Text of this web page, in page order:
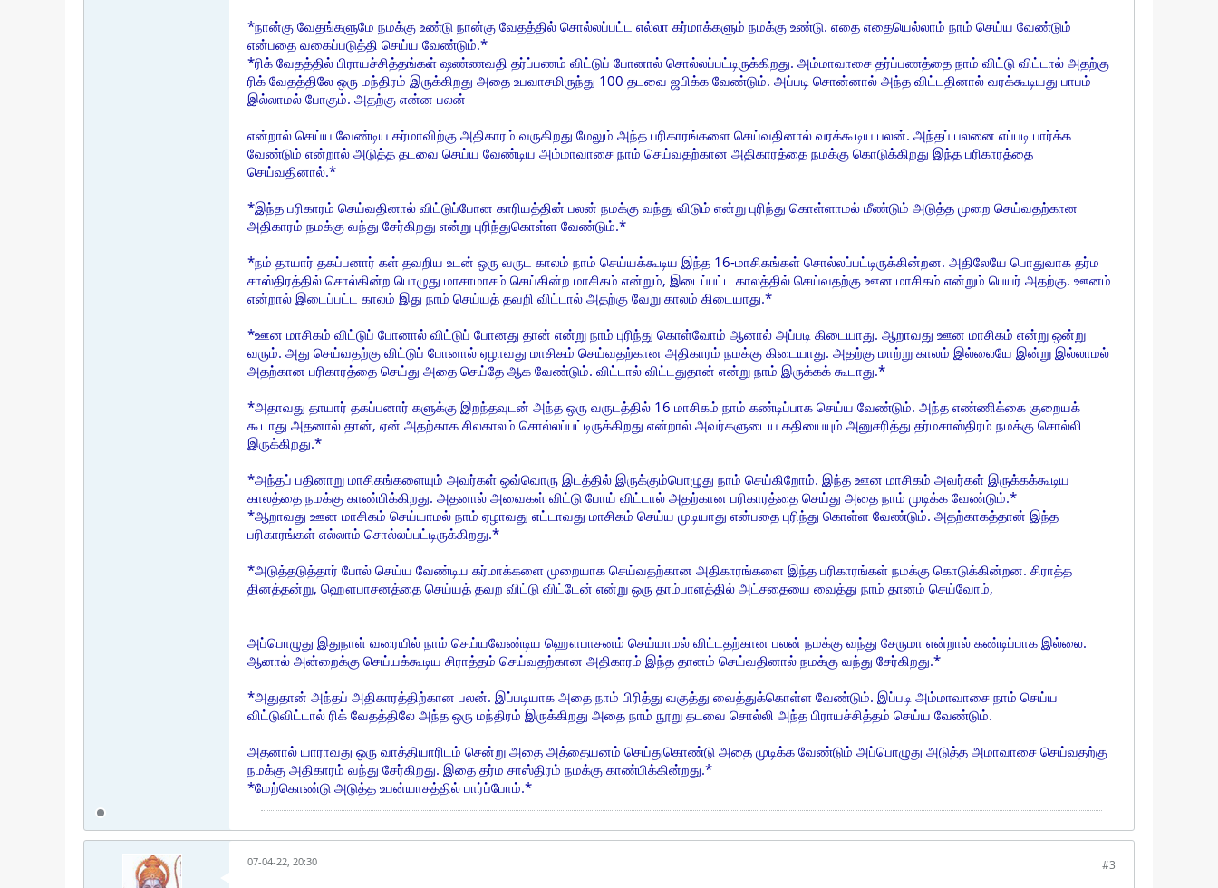
*நான்கு வேதங்களுமே நமக்கு உண்டு நான்கு வேதத்தில் சொல்லப்பட்ட எல்லா கர்மாக்களும் நமக்கு உண்டு. எதை எதையெல்லாம் நாம் செய்ய வேண்டும்
என்பதை வகைப்படுத்தி செய்ய வேண்டும்.*
*ரிக் வேதத்தில் பிராயச்சித்தங்கள் ஷண்ணவதி தர்ப்பணம் விட்டுப் போனால் சொல்லப்பட்டிருக்கிறது. அம்மாவாசை தர்ப்பணத்தை நாம் விட்டு விட்டால் அதற்கு
ரிக் வேதத்திலே ஒரு மந்திரம் இருக்கிறது அதை உபவாசமிருந்து 100 தடவை ஜபிக்க வேண்டும். அப்படி சொன்னால் அந்த விட்டதினால் வரக்கூடியது பாபம்
இல்லாமல் போகும். அதற்கு என்ன பலன்
என்றால் செய்ய வேண்டிய கர்மாவிற்கு அதிகாரம் வருகிறது மேலும் அந்த பரிகாரங்களை செய்வதினால் வரக்கூடிய பலன். அந்தப் பலனை எப்படி பார்க்க
வேண்டும் என்றால் அடுத்த தடவை செய்ய வேண்டிய அம்மாவாசை நாம் செய்வதற்கான அதிகாரத்தை நமக்கு கொடுக்கிறது இந்த பரிகாரத்தை
செய்வதினால்.*
*இந்த பரிகாரம் செய்வதினால் விட்டுப்போன காரியத்தின் பலன் நமக்கு வந்து விடும் என்று புரிந்து கொள்ளாமல் மீண்டும் அடுத்த முறை செய்வதற்கான
அதிகாரம் நமக்கு வந்து சேர்கிறது என்று புரிந்துகொள்ள வேண்டும்.*
*நம் தாயார் தகப்பனார் கள் தவறிய உடன் ஒரு வருட காலம் நாம் செய்யக்கூடிய இந்த 16-மாசிகங்கள் சொல்லப்பட்டிருக்கின்றன. அதிலேயே பொதுவாக தர்ம
சாஸ்திரத்தில் சொல்கின்ற பொழுது மாசாமாசம் செய்கின்ற மாசிகம் என்றும், இடைப்பட்ட காலத்தில் செய்வதற்கு ஊன மாசிகம் என்றும் பெயர் அதற்கு. ஊனம்
என்றால் இடைப்பட்ட காலம் இது நாம் செய்யத் தவறி விட்டால் அதற்கு வேறு காலம் கிடையாது.*
*ஊன மாசிகம் விட்டுப் போனால் விட்டுப் போனது தான் என்று நாம் புரிந்து கொள்வோம் ஆனால் அப்படி கிடையாது. ஆறாவது ஊன மாசிகம் என்று ஒன்று
வரும். அது செய்வதற்கு விட்டுப் போனால் ஏழாவது மாசிகம் செய்வதற்கான அதிகாரம் நமக்கு கிடையாது. அதற்கு மாற்று காலம் இல்லையே இன்று இல்லாமல்
அதற்கான பரிகாரத்தை செய்து அதை செய்தே ஆக வேண்டும். விட்டால் விட்டதுதான் என்று நாம் இருக்கக் கூடாது.*
*அதாவது தாயார் தகப்பனார் களுக்கு இறந்தவுடன் அந்த ஒரு வருடத்தில் 16 மாசிகம் நாம் கண்டிப்பாக செய்ய வேண்டும். அந்த எண்ணிக்கை குறையக்
கூடாது அதனால் தான், ஏன் அதற்காக சிலகாலம் சொல்லப்பட்டிருக்கிறது என்றால் அவர்களுடைய கதியையும் அனுசரித்து தர்மசாஸ்திரம் நமக்கு சொல்லி
இருக்கிறது.*
*அந்தப் பதினாறு மாசிகங்களையும் அவர்கள் ஒவ்வொரு இடத்தில் இருக்கும்பொழுது நாம் செய்கிறோம். இந்த‌ ஊன மாசிகம் அவர்கள் இருக்கக்கூடிய
காலத்தை நமக்கு காண்பிக்கிறது. அதனால் அவைகள் விட்டு போய் விட்டால் அதற்கான பரிகாரத்தை செய்து அதை நாம் முடிக்க வேண்டும்.*
*ஆறாவது ஊன மாசிகம் செய்யாமல் நாம் ஏழாவது எட்டாவது மாசிகம் செய்ய முடியாது என்பதை புரிந்து கொள்ள வேண்டும். அதற்காகத்தான் இந்த
பரிகாரங்கள் எல்லாம் சொல்லப்பட்டிருக்கிறது.*
*அடுத்தடுத்தார் போல் செய்ய வேண்டிய கர்மாக்களை முறையாக செய்வதற்கான அதிகாரங்களை இந்த பரிகாரங்கள் நமக்கு கொடுக்கின்றன. சிராத்த
தினத்தன்று, ஹௌபாசனத்தை செய்யத் தவற விட்டு விட்டேன் என்று ஒரு தாம்பாளத்தில் அட்சதையை வைத்து நாம் தானம் செய்வோம்,
அப்பொழுது இதுநாள் வரையில் நாம் செய்யவேண்டிய ஹௌபாசனம் செய்யாமல் விட்டதற்கான பலன் நமக்கு வந்து சேருமா என்றால் கண்டிப்பாக இல்லை.
ஆனால் அன்றைக்கு செய்யக்கூடிய சிராத்தம் செய்வதற்கான அதிகாரம் இந்த தானம் செய்வதினால் நமக்கு வந்து சேர்கிறது.*
*அதுதான் அந்தப் அதிகாரத்திற்கான பலன். இப்படியாக அதை நாம் பிரித்து வகுத்து வைத்துக்கொள்ள வேண்டும். இப்படி அம்மாவாசை நாம் செய்ய
விட்டுவிட்டால் ரிக் வேதத்திலே அந்த ஒரு மந்திரம் இருக்கிறது அதை நாம் நூறு தடவை சொல்லி அந்த பிராயச்சித்தம் செய்ய வேண்டும்.
அதனால் யாராவது ஒரு வாத்தியாரிடம் சென்று அதை அத்தையனம் செய்துகொண்டு அதை முடிக்க வேண்டும் அப்பொழுது அடுத்த அமாவாசை செய்வதற்கு
நமக்கு அதிகாரம் வந்து சேர்கிறது. இதை தர்ம சாஸ்திரம் நமக்கு காண்பிக்கின்றது.*
*மேற்கொண்டு அடுத்த உபன்யாசத்தில் பார்ப்போம்.*
#3
07-04-22, 20:30